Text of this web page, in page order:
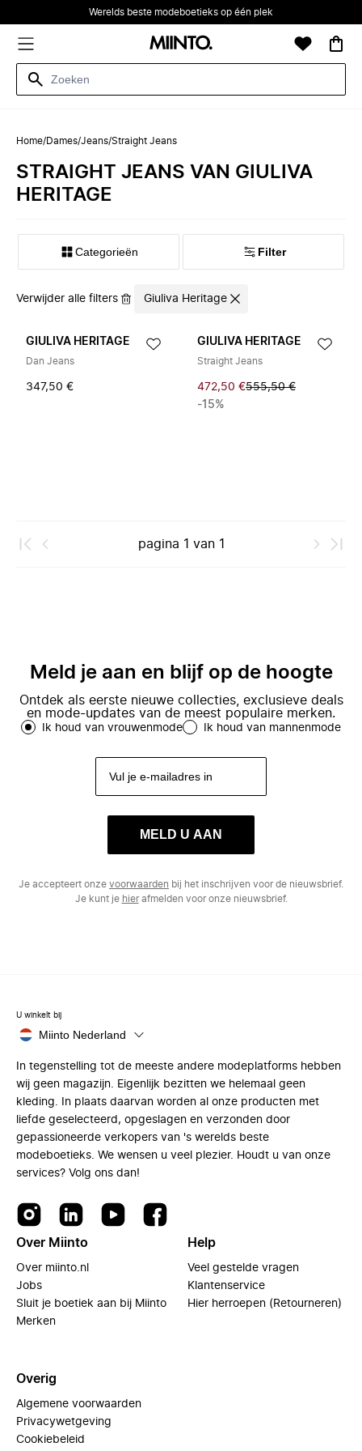
Werelds beste modeboetieks op één plek
Home/Dames/Jeans/Straight Jeans
STRAIGHT JEANS VAN GIULIVA
HERITAGE
Categorieën Filter
Verwijder alle filters Giuliva Heritage
GIULIVA HERITAGE
Dan Jeans
347,50 €
GIULIVA HERITAGE
Straight Jeans
472,50 €555,50 €
-15%
pagina 1 van 1
Meld je aan en blijf op de hoogte
Ontdek als eerste nieuwe collecties, exclusieve deals
en mode-updates van de meest populaire merken.
Ik houd van vrouwenmode Ik houd van mannenmode
MELD U AAN
Je accepteert onze voorwaarden bij het inschrijven voor de nieuwsbrief.
Je kunt je hierafmelden voor onze nieuwsbrief.
U winkelt bij
Miinto Nederland
In tegenstelling tot de meeste andere modeplatforms hebben
wij geen magazijn. Eigenlijk bezitten we helemaal geen
kleding. In plaats daarvan worden al onze producten met
liefde geselecteerd, opgeslagen en verzonden door
gepassioneerde verkopers van 's werelds beste
modeboetieks. We wensen u veel plezier. Houdt u van onze
services? Volg ons dan!
Over Miinto
Over miinto.nl
Jobs
Sluit je boetiek aan bij Miinto
Merken
Help
Veel gestelde vragen
Klantenservice
Hier herroepen (Retourneren)
Overig
Algemene voorwaarden
Privacywetgeving
Cookiebeleid